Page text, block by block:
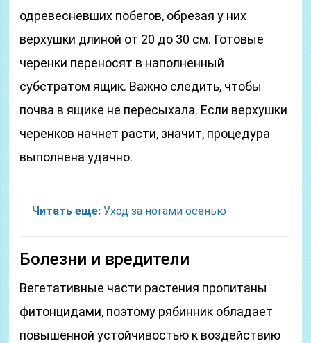
одревесневших побегов, обрезая у них
верхушки длиной от 20 до 30 см. Готовые
черенки переносят в наполненный
субстратом ящик. Важно следить, чтобы
почва в ящике не пересыхала. Если верхушки
черенков начнет расти, значит, процедура
выполнена удачно.
Читать еще: Уход за ногами осенью
Болезни и вредители
Вегетативные части растения пропитаны
фитонцидами, поэтому рябинник обладает
повышенной устойчивостью к воздействию